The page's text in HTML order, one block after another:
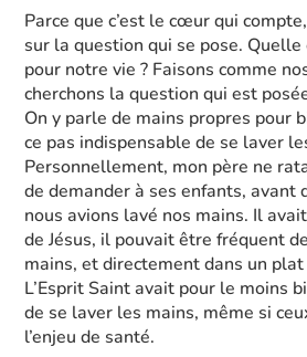
Parce que c’est le cœur qui
sur la question qui se pose.
pour notre vie ? Faisons comme
cherchons la question qui est
On y parle de mains propres pour
ce pas indispensable de se laver
Personnellement, mon père ne
de demander à ses enfants, avant
nous avions lavé nos mains. Il
de Jésus, il pouvait être fréquent
mains, et directement dans un
L’Esprit Saint avait pour le moins
de se laver les mains, même si
l’enjeu de santé.